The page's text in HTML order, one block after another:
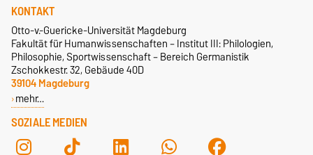
SOZIALE MEDIEN
KONTAKT
Otto-v.-Guericke-Universität Magdeburg
Fakultät für Humanwissenschaften – Institut III: Philologien,
Philosophie, Sportwissenschaft – Bereich Germanistik
Zschokkestr. 32, Gebäude 40D
39104 Magdeburg
mehr…